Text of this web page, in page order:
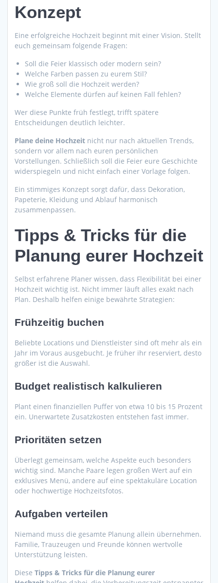
Konzept
Eine erfolgreiche Hochzeit beginnt mit einer Vision. Stellt
euch gemeinsam folgende Fragen:
Soll die Feier klassisch oder modern sein?
Welche Farben passen zu eurem Stil?
Wie groß soll die Hochzeit werden?
Welche Elemente dürfen auf keinen Fall fehlen?
Wer diese Punkte früh festlegt, trifft spätere
Entscheidungen deutlich leichter.
Plane deine Hochzeit nicht nur nach aktuellen Trends,
sondern vor allem nach euren persönlichen
Vorstellungen. Schließlich soll die Feier eure Geschichte
widerspiegeln und nicht einfach einer Vorlage folgen.
Ein stimmiges Konzept sorgt dafür, dass Dekoration,
Papeterie, Kleidung und Ablauf harmonisch
zusammenpassen.
Tipps & Tricks für die
Planung eurer Hochzeit
Selbst erfahrene Planer wissen, dass Flexibilität bei einer
Hochzeit wichtig ist. Nicht immer läuft alles exakt nach
Plan. Deshalb helfen einige bewährte Strategien:
Frühzeitig buchen
Beliebte Locations und Dienstleister sind oft mehr als ein
Jahr im Voraus ausgebucht. Je früher ihr reserviert, desto
größer ist die Auswahl.
Budget realistisch kalkulieren
Plant einen finanziellen Puffer von etwa 10 bis 15 Prozent
ein. Unerwartete Zusatzkosten entstehen fast immer.
Prioritäten setzen
Überlegt gemeinsam, welche Aspekte euch besonders
wichtig sind. Manche Paare legen großen Wert auf ein
exklusives Menü, andere auf eine spektakuläre Location
oder hochwertige Hochzeitsfotos.
Aufgaben verteilen
Niemand muss die gesamte Planung allein übernehmen.
Familie, Trauzeugen und Freunde können wertvolle
Unterstützung leisten.
Diese Tipps & Tricks für die Planung eurer